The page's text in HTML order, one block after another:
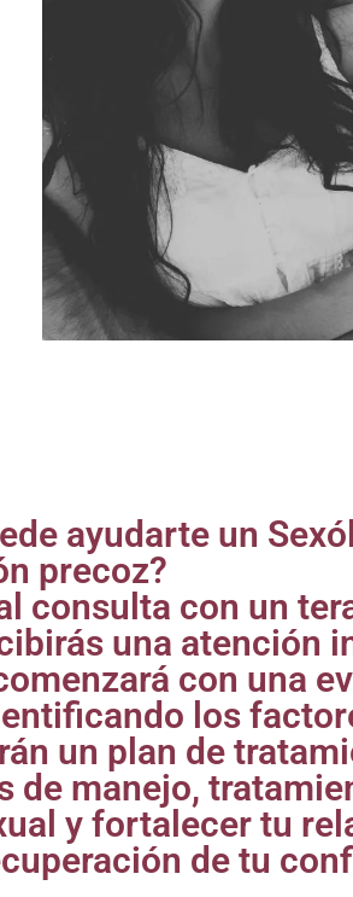
ayudarte un
precoz?
consulta con un
una atención
con una
los
un plan de
de manejo,
y fortalecer tu
de tu